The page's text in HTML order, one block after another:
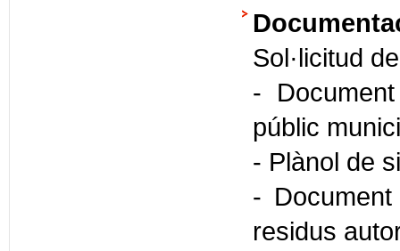
Sol·licitud
-
públic
- Plànol de
-
residus